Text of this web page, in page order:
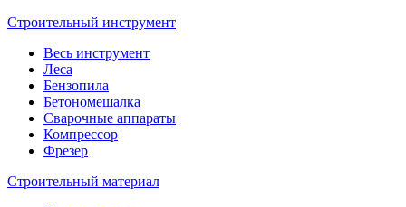
Строительный инструмент
Весь инструмент
Леса
Бензопила
Бетономешалка
Сварочные аппараты
Компрессор
Фрезер
Строительный материал